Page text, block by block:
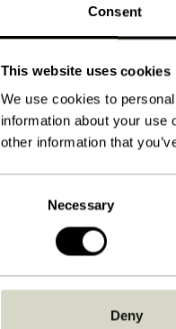
Consent
This website uses cookies
We use cookies to
information about your use
other information that
Necessary
Deny